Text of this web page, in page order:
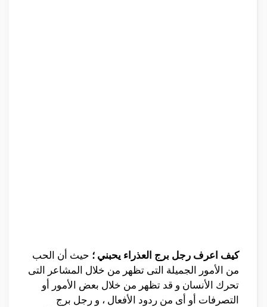
كيف اعرف رجل برج العذراء يحبني ؛ حيث أن الحب
من الأمور الجميلة التى تظهر من خلال المشاعر التى
تحرك الأنسان و قد تظهر من خلال بعض الأمور أو
التصرفات أو أى من ردود الأفعال ، و رجل برج